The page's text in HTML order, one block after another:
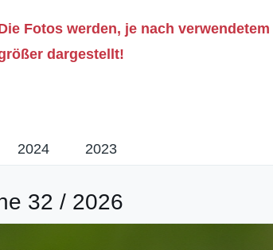
Fotos werden, je nach
dargestellt!
2024 2023
32 / 2026